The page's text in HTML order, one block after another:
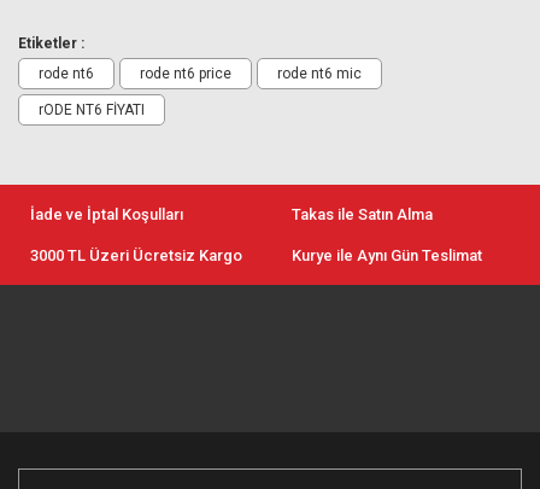
Etiketler :
rode nt6
rode nt6 price rode nt6 mic
rODE NT6 FİYATI
İade ve İptal Koşulları Takas ile Satın Alma
3000 TL Üzeri Ücretsiz Kargo Kurye ile Aynı Gün Teslimat